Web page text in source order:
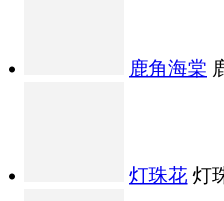
鹿角海棠
灯珠花 灯